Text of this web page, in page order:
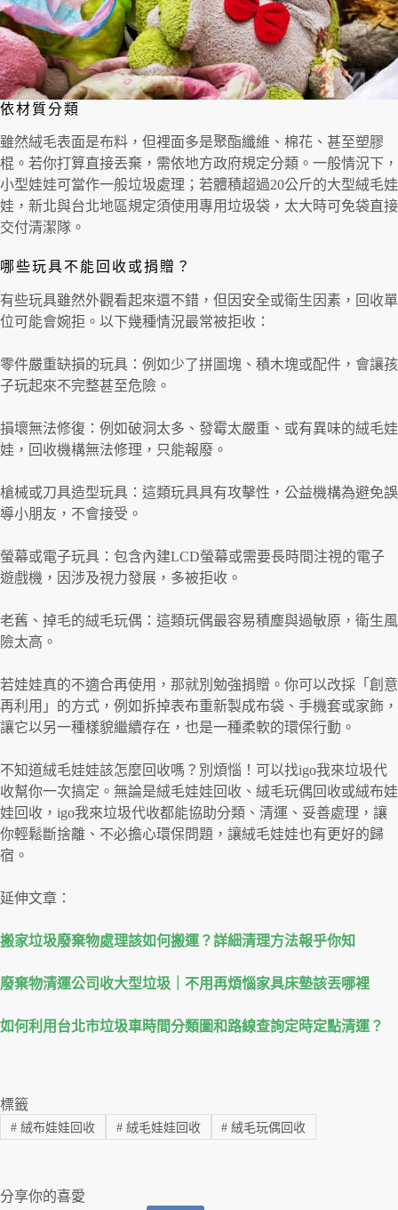
依材質分類
雖然絨毛表面是布料，但裡面多是聚酯纖維、棉花、甚至塑膠
棍。若你打算直接丟棄，需依地方政府規定分類。一般情況下，
小型娃娃可當作一般垃圾處理；若體積超過20公斤的大型絨毛娃
娃，新北與台北地區規定須使用專用垃圾袋，太大時可免袋直接
交付清潔隊。
哪些玩具不能回收或捐贈？
有些玩具雖然外觀看起來還不錯，但因安全或衛生因素，回收單
位可能會婉拒。以下幾種情況最常被拒收：
零件嚴重缺損的玩具：例如少了拼圖塊、積木塊或配件，會讓孩
子玩起來不完整甚至危險。
損壞無法修復：例如破洞太多、發霉太嚴重、或有異味的絨毛娃
娃，回收機構無法修理，只能報廢。
槍械或刀具造型玩具：這類玩具具有攻擊性，公益機構為避免誤
導小朋友，不會接受。
螢幕或電子玩具：包含內建LCD螢幕或需要長時間注視的電子
遊戲機，因涉及視力發展，多被拒收。
老舊、掉毛的絨毛玩偶：這類玩偶最容易積塵與過敏原，衛生風
險太高。
若娃娃真的不適合再使用，那就別勉強捐贈。你可以改採「創意
再利用」的方式，例如拆掉表布重新製成布袋、手機套或家飾，
讓它以另一種樣貌繼續存在，也是一種柔軟的環保行動。
不知道絨毛娃娃該怎麼回收嗎？別煩惱！可以找igo我來垃圾代
收幫你一次搞定。無論是絨毛娃娃回收、絨毛玩偶回收或絨布娃
娃回收，igo我來垃圾代收都能協助分類、清運、妥善處理，讓
你輕鬆斷捨離、不必擔心環保問題，讓絨毛娃娃也有更好的歸
宿。
延伸文章：
搬家垃圾廢棄物處理該如何搬運？詳細清理方法報乎你知
廢棄物清運公司收大型垃圾｜不用再煩惱家具床墊該丟哪裡
如何利用台北市垃圾車時間分類圖和路線查詢定時定點清運？
標籤
#絨布娃娃回收 #絨毛娃娃回收 # 絨毛玩偶回收
分享你的喜愛